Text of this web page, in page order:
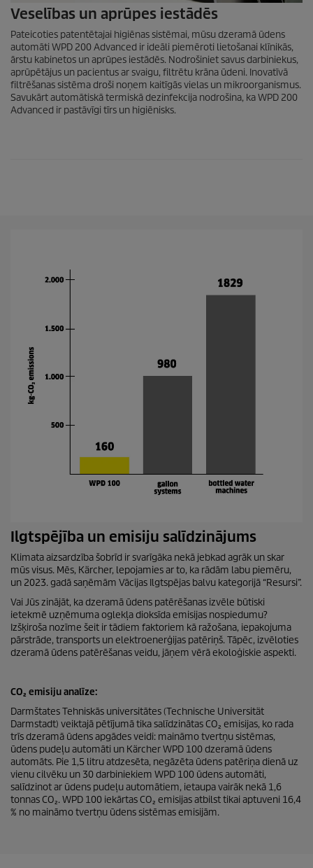
Veselības un aprūpes iestādēs
Pateicoties patentētajai higiēnas sistēmai, mūsu dzeramā ūdens
automāti WPD 200 Advanced ir ideāli piemēroti lietošanai klīnikās,
ārstu kabinetos un aprūpes iestādēs. Nodrošiniet savus darbiniekus,
aprūpētājus un pacientus ar svaigu, filtrētu krāna ūdeni. Inovatīvā
filtrēšanas sistēma droši noņem kaitīgās vielas un mikroorganismus.
Savukārt automātiskā termiskā dezinfekcija nodrošina, ka WPD 200
Advanced ir pastāvīgi tīrs un higiēnisks.
Ilgtspējība un emisiju salīdzinājums
Klimata aizsardzība šobrīd ir svarīgāka nekā jebkad agrāk un skar
mūs visus. Mēs, Kärcher, lepojamies ar to, ka rādām labu piemēru,
un 2023. gadā saņēmām Vācijas Ilgtspējas balvu kategorijā “Resursi”.
Vai Jūs zinājāt, ka dzeramā ūdens patērēšanas izvēle būtiski
ietekmē uzņēmuma oglekļa dioksīda emisijas nospiedumu?
Izšķiroša nozīme šeit ir tādiem faktoriem kā ražošana, iepakojuma
pārstrāde, transports un elektroenerģijas patēriņš. Tāpēc, izvēloties
dzeramā ūdens patērēšanas veidu, jāņem vērā ekoloģiskie aspekti.
CO₂ emisiju analīze:
Darmštates Tehniskās universitātes (Technische Universität
Darmstadt) veiktajā pētījumā tika salīdzinātas CO₂ emisijas, ko rada
trīs dzeramā ūdens apgādes veidi: maināmo tvertņu sistēmas,
ūdens pudeļu automāti un Kärcher WPD 100 dzeramā ūdens
automāts. Pie 1,5 litru atdzesēta, negāzēta ūdens patēriņa dienā uz
vienu cilvēku un 30 darbiniekiem WPD 100 ūdens automāti,
salīdzinot ar ūdens pudeļu automātiem, ietaupa vairāk nekā 1,6
tonnas CO₂. WPD 100 iekārtas CO₂ emisijas atbilst tikai aptuveni 16,4
% no maināmo tvertņu ūdens sistēmas emisijām.